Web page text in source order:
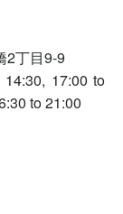
2丁目9-9
17:00 to
to 21:00